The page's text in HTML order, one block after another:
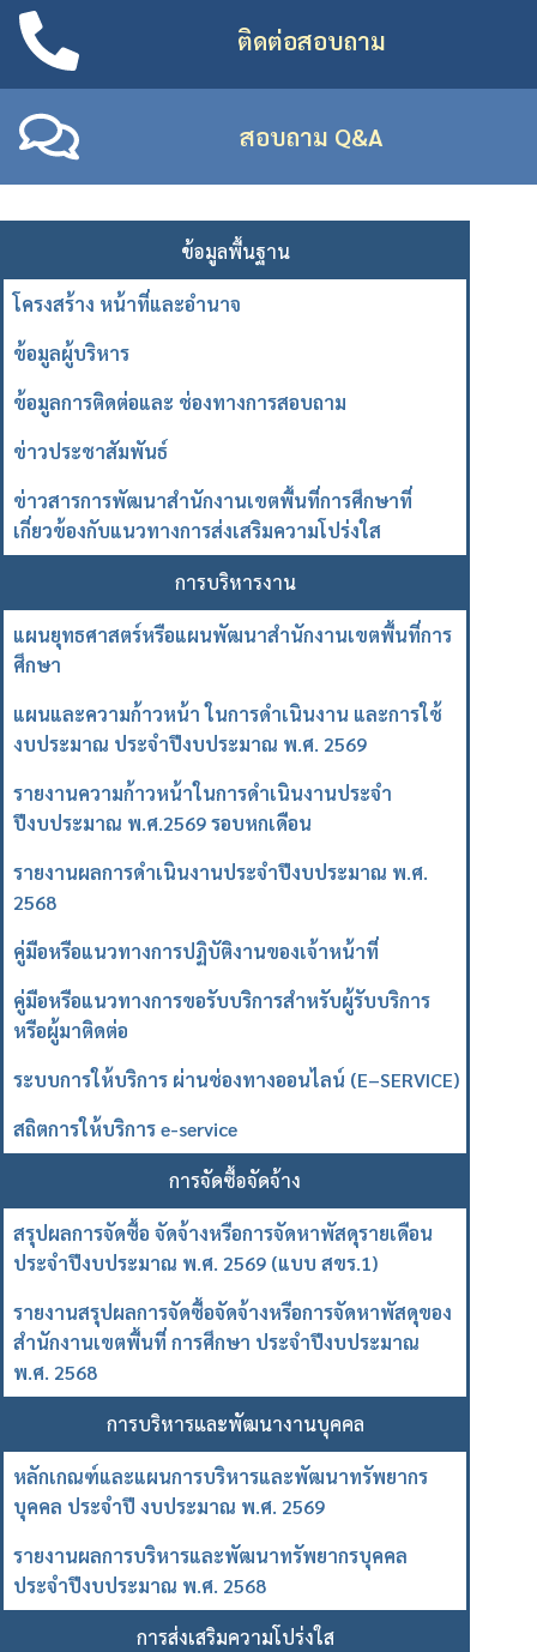
ติดต่อสอบถาม
สอบถาม Q&A
ข้อมูลพื้นฐาน
โครงสร้าง หน้าที่และอำนาจ
ข้อมูลผู้บริหาร
ข้อมูลการติดต่อและ ช่องทางการสอบถาม
ข่าวประชาสัมพันธ์
ข่าวสารการพัฒนาสำนักงานเขตพื้นที่การศึกษาที่
เกี่ยวข้องกับแนวทางการส่งเสริมความโปร่งใส
การบริหารงาน
แผนยุทธศาสตร์หรือแผนพัฒนาสำนักงานเขตพื้นที่การ
ศึกษา
แผนและความก้าวหน้า ในการดำเนินงาน และการใช้
งบประมาณ ประจำปีงบประมาณ พ.ศ. 2569
รายงานความก้าวหน้าในการดำเนินงานประจำ
ปีงบประมาณ พ.ศ.2569 รอบหกเดือน
รายงานผลการดำเนินงานประจำปีงบประมาณ พ.ศ.
2568
คู่มือหรือแนวทางการปฏิบัติงานของเจ้าหน้าที่
คู่มือหรือแนวทางการขอรับบริการสำหรับผู้รับบริการ
หรือผู้มาติดต่อ
ระบบการให้บริการ ผ่านช่องทางออนไลน์ (E–SERVICE)
สถิตการให้บริการ e-service
การจัดซื้อจัดจ้าง
สรุปผลการจัดซื้อ จัดจ้างหรือการจัดหาพัสดุรายเดือน
ประจำปีงบประมาณ พ.ศ. 2569 (แบบ สขร.1)
รายงานสรุปผลการจัดซื้อจัดจ้างหรือการจัดหาพัสดุของ
สำนักงานเขตพื้นที่ การศึกษา ประจำปีงบประมาณ
พ.ศ. 2568
การบริหารและพัฒนางานบุคคล
หลักเกณฑ์และแผนการบริหารและพัฒนาทรัพยากร
บุคคล ประจำปี งบประมาณ พ.ศ. 2569
รายงานผลการบริหารและพัฒนาทรัพยากรบุคคล
ประจำปีงบประมาณ พ.ศ. 2568
การส่งเสริมความโปร่งใส